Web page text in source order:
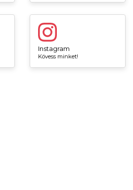
Instagram
Kövess minket!